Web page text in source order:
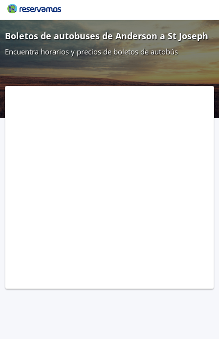
Boletos de autobuses de Anderson a St Joseph
Encuentra horarios y precios de boletos de autobús